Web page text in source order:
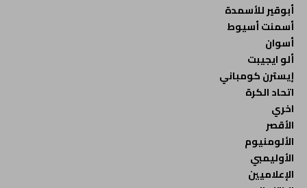
أبوقير للأسمدة
أسمنت أسيوط
أسوان
ألو ايجيبت
إيسترن كومباني
اتحاد الكرة
اخري
الأقصر
الألومنيوم
الأوليمبي
الإعلاميين